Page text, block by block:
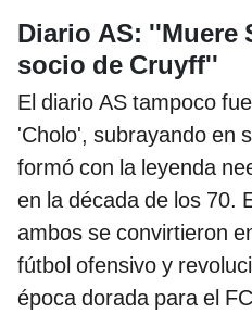
Diario AS: ''Muere
socio de Cruyff''
El diario AS tampoco
'Cholo', subrayando en
formó con la leyenda
en la década de los 70.
ambos se convirtieron
fútbol ofensivo y
época dorada para el